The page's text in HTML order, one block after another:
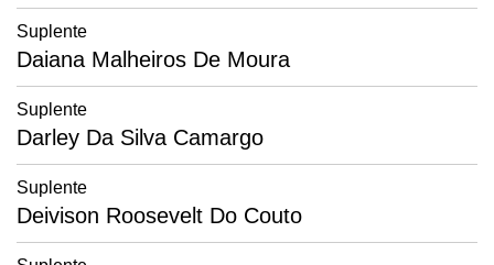
Suplente
Daiana Malheiros De Moura
Suplente
Darley Da Silva Camargo
Suplente
Deivison Roosevelt Do Couto